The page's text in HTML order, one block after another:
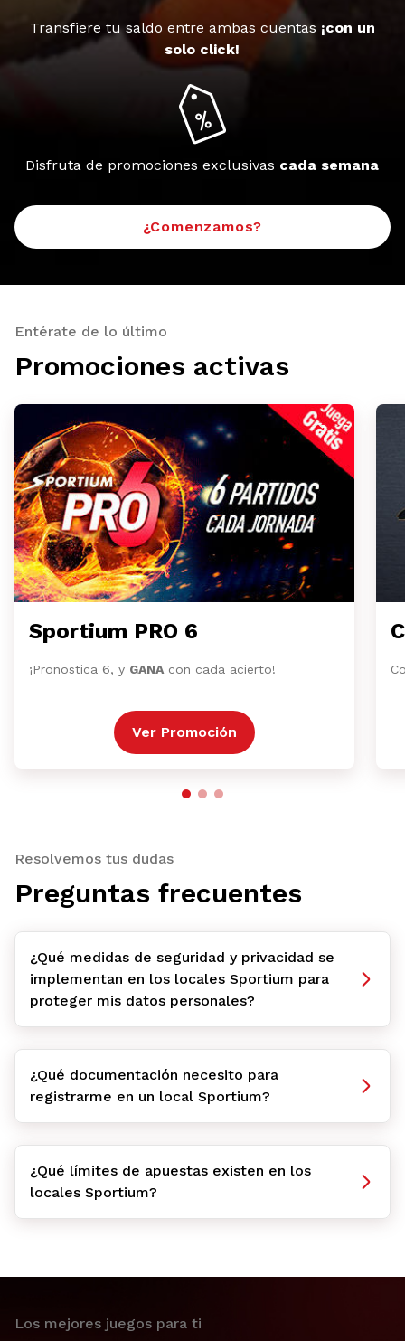
Transfiere tu saldo entre ambas cuentas ¡con un
solo click!
Disfruta de promociones exclusivas cada semana
¿Comenzamos?
Entérate de lo último
Promociones activas
Sportium PRO 6
¡Pronostica 6, y GANA con cada acierto!
Ver Promoción
Resolvemos tus dudas
Preguntas frecuentes
¿Qué medidas de seguridad y privacidad se
implementan en los locales Sportium para
proteger mis datos personales?
¿Qué documentación necesito para
registrarme en un local Sportium?
¿Qué límites de apuestas existen en los
locales Sportium?
Los mejores juegos para ti